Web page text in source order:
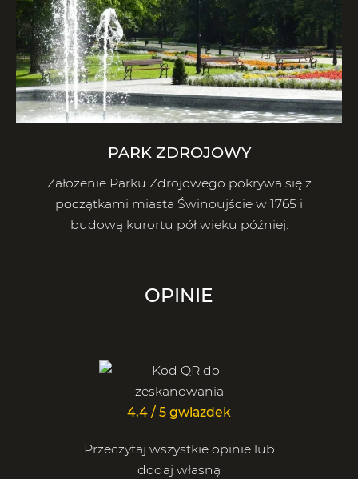
PARK ZDROJOWY
Założenie Parku Zdrojowego pokrywa się z
początkami miasta Świnoujście w 1765 i
budową kurortu pół wieku później.
OPINIE
4,4 / 5 gwiazdek
Przeczytaj wszystkie opinie lub
dodaj własną